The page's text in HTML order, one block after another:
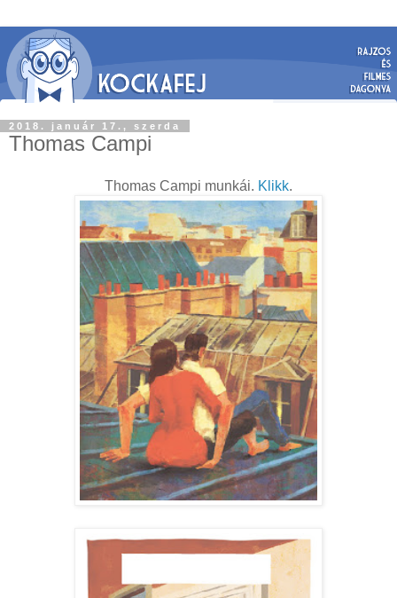
2018. január 17., szerda
Thomas Campi
Thomas Campi munkái. Klikk.